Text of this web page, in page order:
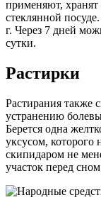
применяют, хранят
стеклянной
г. Через 7 дней
сутки.
Растирки
Растирания также
устранению
Берется одна
уксусом, которого
скипидаром не
участок перед